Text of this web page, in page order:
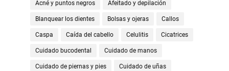
Acné y puntos negros Afeitado y depilación
Blanquear los dientes Bolsas y ojeras Callos
Caspa Caída del cabello Celulitis Cicatrices
Cuidado bucodental Cuidado de manos
Cuidado de piernas y pies Cuidado de uñas